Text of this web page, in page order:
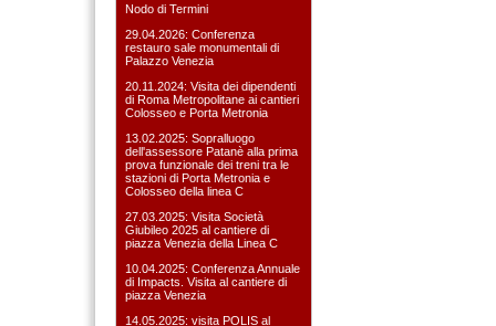
Nodo di Termini
29.04.2026: Conferenza
restauro sale monumentali di
Palazzo Venezia
20.11.2024: Visita dei dipendenti
di Roma Metropolitane ai cantieri
Colosseo e Porta Metronia
13.02.2025: Sopralluogo
dell'assessore Patanè alla prima
prova funzionale dei treni tra le
stazioni di Porta Metronia e
Colosseo della linea C
27.03.2025: Visita Società
Giubileo 2025 al cantiere di
piazza Venezia della Linea C
10.04.2025: Conferenza Annuale
di Impacts. Visita al cantiere di
piazza Venezia
14.05.2025: visita POLIS al